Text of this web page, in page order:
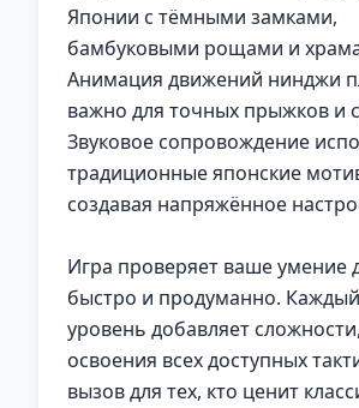
Японии с тёмными замками,
бамбуковыми рощами и
Анимация движений нинджи
важно для точных прыжков и
Звуковое сопровождение
традиционные японские
создавая напряжённое
Игра проверяет ваше умение
быстро и продуманно.
уровень добавляет
освоения всех доступных
вызов для тех, кто ценит